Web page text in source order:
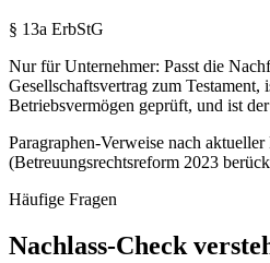
§ 13a ErbStG
Nur für Unternehmer: Passt die
Gesellschaftsvertrag zum Testament,
Betriebsvermögen geprüft, und ist
Paragraphen-Verweise nach
(Betreuungsrechtsreform 2023
Häufige Fragen
Nachlass-Check